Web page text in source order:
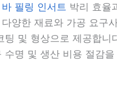
바 필링 인서트 박리 효율
양한 재료와 가공 요구
및 형상으로 제공합니
명 및 생산 비용 절감을